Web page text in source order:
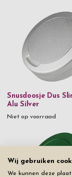
Snusdoosje Dus
Alu Silver
Niet op voorraad
Wij gebruiken
We kunnen deze